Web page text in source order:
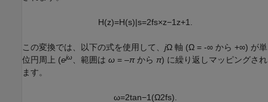
H(z)=H(s)|s=2fs×z−1z+1.
この変換では、以下の式を使用して、 jΩ 軸 (Ω = -∞ から +∞) が単
位円周上 (ejω 、範囲は ω = –πから π) に繰り返しマッピングされ
ます。
ω=2tan−1(Ω2fs).